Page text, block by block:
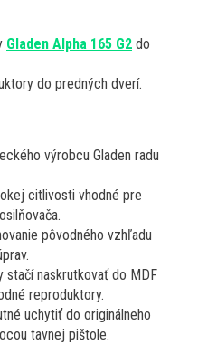
Gladen Alpha 165 G2 do
do predných dverí.
výrobcu Gladen radu
citlivosti vhodné pre
pôvodného vzhľadu
naskrutkovať do MDF
reproduktory.
uchytiť do originálneho
tavnej pištole.